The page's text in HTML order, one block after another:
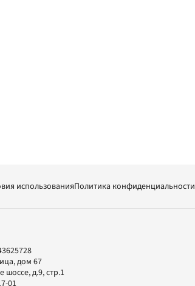
использованияПолитика конфиденциальности
дом 67
шоссе, д.9, стр.1
01